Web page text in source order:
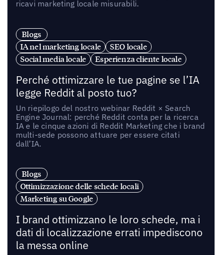
ricavi marketing locale misurabili.
Blogs
IA nel marketing locale
SEO locale
Social media locale
Esperienza cliente locale
Perché ottimizzare le tue pagine se l’IA
legge Reddit al posto tuo?
Un riepilogo del nostro webinar Reddit × Search
Engine Journal: perché Reddit conta per la ricerca
IA e le cinque azioni di Reddit Marketing che i brand
multi-sede possono attuare per essere citati
dall’IA.
Blogs
Ottimizzazione delle schede locali
Marketing su Google
I brand ottimizzano le loro schede, ma i
dati di localizzazione errati impediscono
la messa online